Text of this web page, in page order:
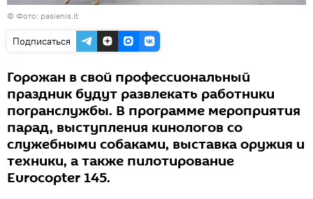
© Фото: pasienis.lt
Подписаться
Горожан в свой профессиональный
праздник будут развлекать работники
погранслужбы. В программе мероприятия
парад, выступления кинологов со
служебными собаками, выставка оружия и
техники, а также пилотирование
Eurocopter 145.